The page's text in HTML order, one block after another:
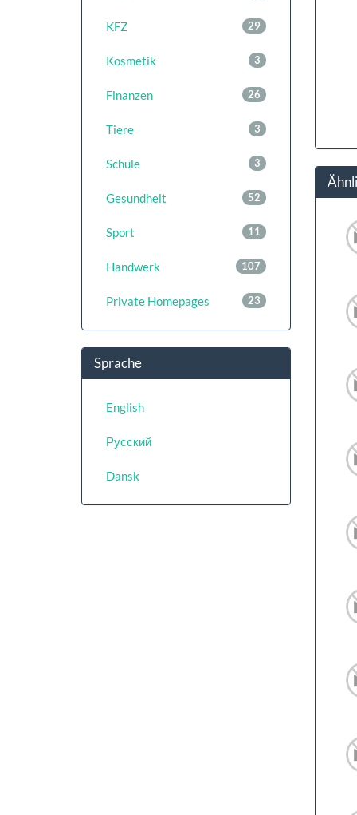
29
KFZ
3
Kosmetik
26
Finanzen
3
Tiere
3
Schule
52
Gesundheit
11
Sport
107
Handwerk
23
Private Homepages
Sprache
English
Русский
Dansk